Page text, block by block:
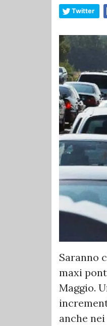
Twitter
Saranno
maxi
Maggio.
anche